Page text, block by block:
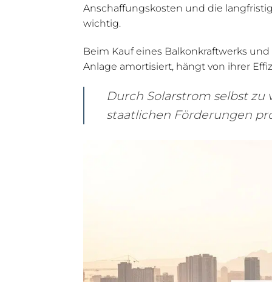
Anschaffungskosten und die
wichtig.
Beim Kauf eines Balkonkraftwerks
Anlage amortisiert, hängt von ihrer
Durch Solarstrom selbst zu
staatlichen Förderungen